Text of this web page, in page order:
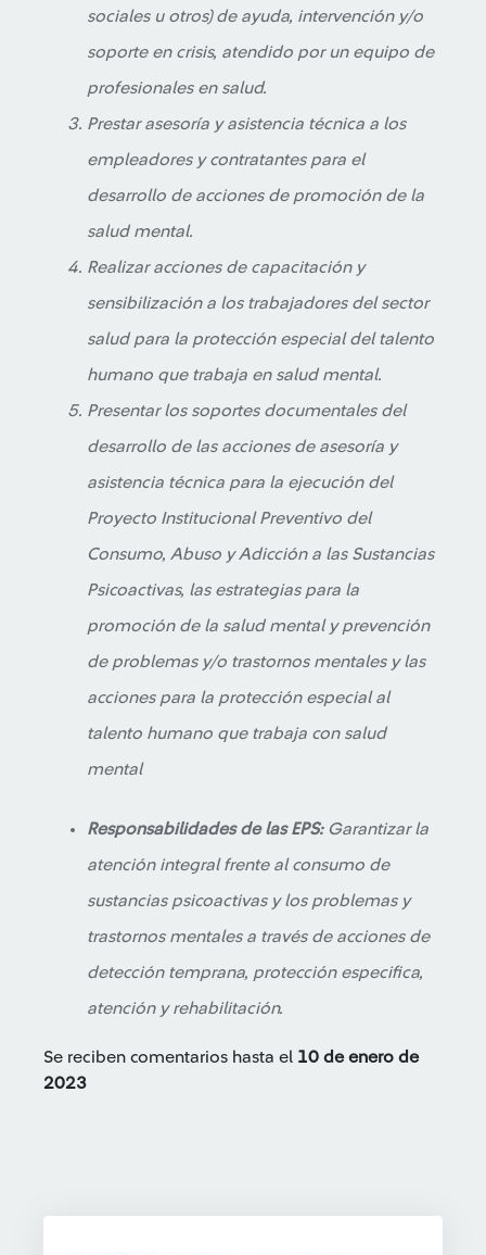
sociales u otros) de ayuda, intervención y/o
soporte en crisis, atendido por un equipo de
profesionales en salud.
Prestar asesoría y asistencia técnica a los
empleadores y contratantes para el
desarrollo de acciones de promoción de la
salud mental.
Realizar acciones de capacitación y
sensibilización a los trabajadores del sector
salud para la protección especial del talento
humano que trabaja en salud mental.
Presentar los soportes documentales del
desarrollo de las acciones de asesoría y
asistencia técnica para la ejecución del
Proyecto Institucional Preventivo del
Consumo, Abuso y Adicción a las Sustancias
Psicoactivas, las estrategias para la
promoción de la salud mental y prevención
de problemas y/o trastornos mentales y las
acciones para la protección especial al
talento humano que trabaja con salud
mental
Responsabilidades de las EPS:Garantizar la
atención integral frente al consumo de
sustancias psicoactivas y los problemas y
trastornos mentales a través de acciones de
detección temprana, protección especifica,
atención y rehabilitación.
Se reciben comentarios hasta el 10 de enero de
2023